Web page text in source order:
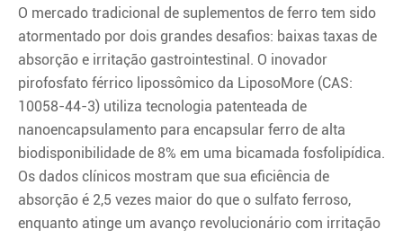
O mercado tradicional de suplementos de ferro tem sido
atormentado por dois grandes desafios: baixas taxas de
absorção e irritação gastrointestinal. O inovador
pirofosfato férrico lipossômico da LiposoMore (CAS:
10058-44-3) utiliza tecnologia patenteada de
nanoencapsulamento para encapsular ferro de alta
biodisponibilidade de 8% em uma bicamada fosfolipídica.
Os dados clínicos mostram que sua eficiência de
absorção é 2,5 vezes maior do que o sulfato ferroso,
enquanto atinge um avanço revolucionário com irritação